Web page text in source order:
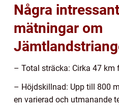
Några
mätningar om
– Total sträcka: Cirka 47 km
– Höjdskillnad: Upp till 800
en varierad och utmanande